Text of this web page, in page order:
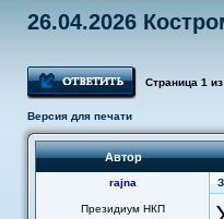
26.04.2026
Ответить
Страница 1 из
Версия для печати
Автор
rajna
Президиум НКП